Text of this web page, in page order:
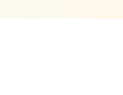
Agenesia